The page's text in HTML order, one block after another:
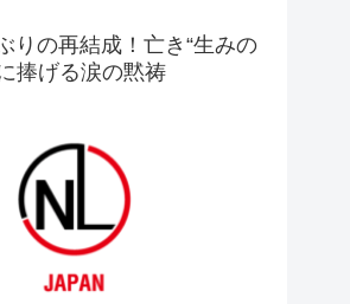
りの再結成！亡き“生みの
捧げる涙の黙祷